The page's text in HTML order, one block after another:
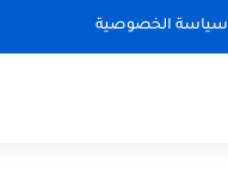
سياسة الخصوصية